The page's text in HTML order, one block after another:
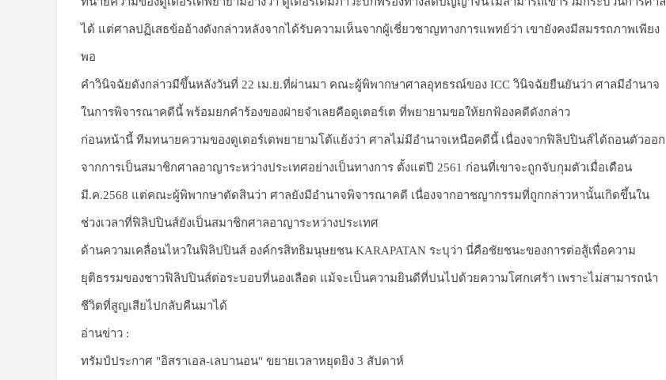
ได้ แต่ศาลปฏิเสธข้ออ้างดังกล่าวหลังจากได้รับความเห็นจากผู้เชี่ยวชาญทางการแพทย์ว่า เขายังคงมีสมรรถภาพเพียง
พอ
คำวินิจฉัยดังกล่าวมีขึ้นหลังวันที่ 22 เม.ย.ที่ผ่านมา คณะผู้พิพากษาศาลอุทธรณ์ของ ICC วินิจฉัยยืนยันว่า ศาลมีอำนาจ
ในการพิจารณาคดีนี้ พร้อมยกคำร้องของฝ่ายจำเลยคือดูเตอร์เต ที่พยายามขอให้ยกฟ้องคดีดังกล่าว
ก่อนหน้านี้ ทีมทนายความของดูเตอร์เตพยายามโต้แย้งว่า ศาลไม่มีอำนาจเหนือคดีนี้ เนื่องจากฟิลิปปินส์ได้ถอนตัวออก
จากการเป็นสมาชิกศาลอาญาระหว่างประเทศอย่างเป็นทางการ ตั้งแต่ปี 2561 ก่อนที่เขาจะถูกจับกุมตัวเมื่อเดือน
มี.ค.2568 แต่คณะผู้พิพากษาตัดสินว่า ศาลยังมีอำนาจพิจารณาคดี เนื่องจากอาชญากรรมที่ถูกกล่าวหานั้นเกิดขึ้นใน
ช่วงเวลาที่ฟิลิปปินส์ยังเป็นสมาชิกศาลอาญาระหว่างประเทศ
ด้านความเคลื่อนไหวในฟิลิปปินส์ องค์กรสิทธิมนุษยชน KARAPATAN ระบุว่า นี่คือชัยชนะของการต่อสู้เพื่อความ
ยุติธรรมของชาวฟิลิปปินส์ต่อระบอบที่นองเลือด แม้จะเป็นความยินดีที่ปนไปด้วยความโศกเศร้า เพราะไม่สามารถนำ
ชีวิตที่สูญเสียไปกลับคืนมาได้
อ่านข่าว :
ทรัมป์ประกาศ "อิสราเอล-เลบานอน" ขยายเวลาหยุดยิง 3 สัปดาห์